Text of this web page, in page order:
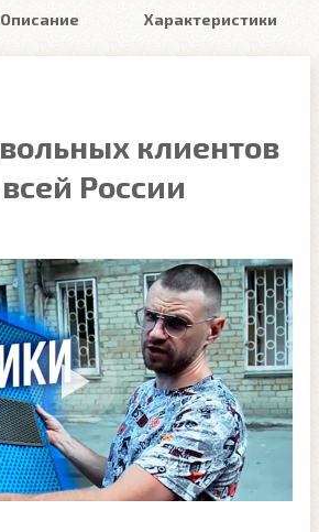
Описание Характеристики
клиентов
России